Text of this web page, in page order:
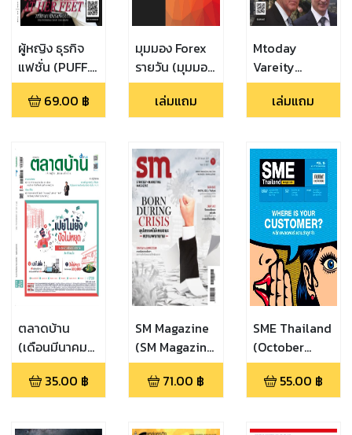
ผู้หญิง ธุรกิจ
แฟชั่น (PUFF.
MAGAZINE :
INAUGURAL
ISSUE :
69.00 ฿
มุมมอง Forex
รายวัน (มุมมอง
Forex ประจำวัน
ที่ 12-06-
2565)
เล่มแถม
Mtoday
Vareity
(March 2022)
เล่มแถม
ตลาดบ้าน
(เดือนมีนาคม
2565 (410))
35.00 ฿
SM Magazine
(SM Magazine
May 2021)
71.00 ฿
SME Thailand
(October
2019)
55.00 ฿